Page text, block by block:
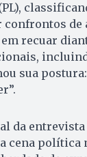
confrontos
recuar
sua
da
cena política